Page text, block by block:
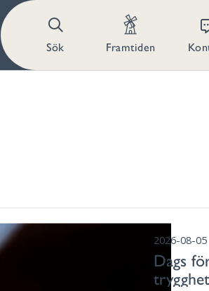
Sök Framtiden
2026-08-05
Dags